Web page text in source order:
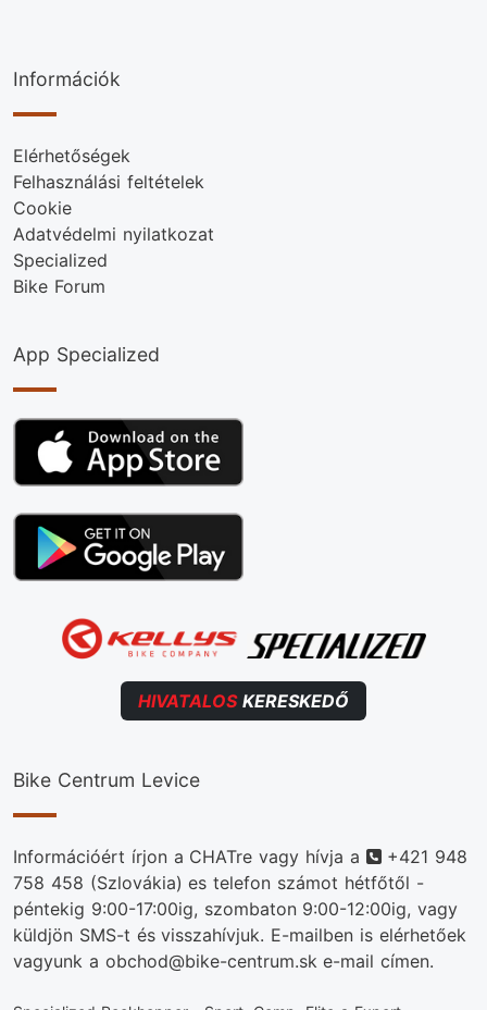
Információk
Elérhetőségek
Felhasználási feltételek
Cookie
Adatvédelmi nyilatkozat
Specialized
Bike Forum
App Specialized
HIVATALOSKERESKEDŐ
Bike Centrum Levice
Információért írjon a CHATre vagy hívja a Telefonszám
+421 948
758 458 (Szlovákia) es telefon számot hétfőtől -
péntekig 9:00-17:00ig, szombaton 9:00-12:00ig, vagy
küldjön SMS-t és visszahívjuk. E-mailben is elérhetőek
vagyunk a obchod@bike-centrum.sk e-mail címen.